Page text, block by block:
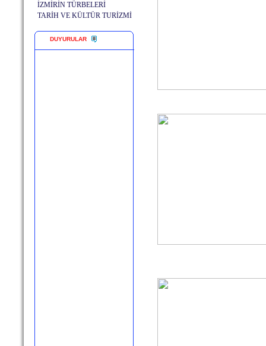
İZMİRİN TÜRBELERİ
TARİH VE KÜLTÜR TURİZMİ
DUYURULAR